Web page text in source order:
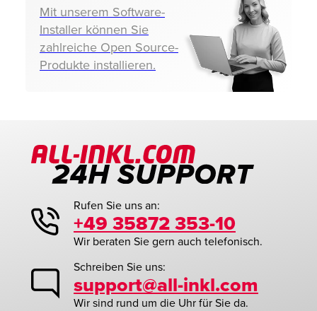
Mit unserem Software-
Installer können Sie
zahlreiche Open Source-
Produkte installieren.
Rufen Sie uns an:
+49 35872 353-10
Wir beraten Sie gern auch telefonisch.
Schreiben Sie uns:
support@all-inkl.com
Wir sind rund um die Uhr für Sie da.